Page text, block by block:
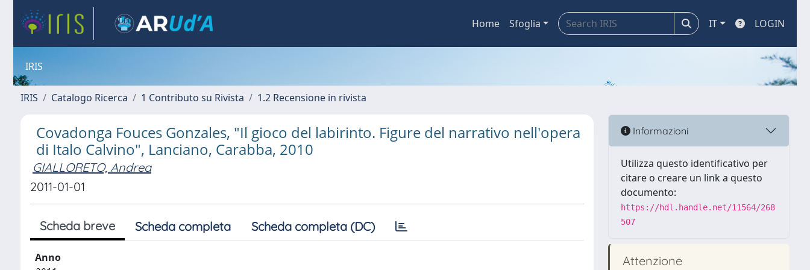
Home Sfoglia IT LOGIN
IRIS
IRIS Catalogo Ricerca 1 Contributo su Rivista 1.2 Recensione in rivista
Covadonga Fouces Gonzales, "Il gioco del labirinto. Figure del narrativo nell'opera
di Italo Calvino", Lanciano, Carabba, 2010
GIALLORETO, Andrea
2011-01-01
Scheda breve Scheda completa Scheda completa (DC)
Anno
Informazioni
Utilizza questo identificativo per
citare o creare un link a questo
documento:
https://hdl.handle.net/11564/268
507
Attenzione